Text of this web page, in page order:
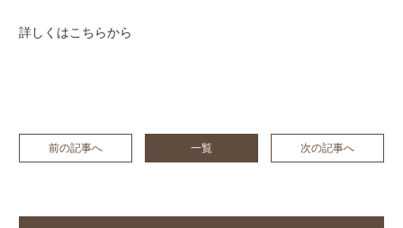
詳しくはこちらから
前の記事へ 一覧 次の記事へ